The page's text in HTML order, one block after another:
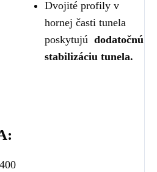
Dvojité profily v
hornej časti tunela
poskytujú dodatočnú
stabilizáciu tunela.